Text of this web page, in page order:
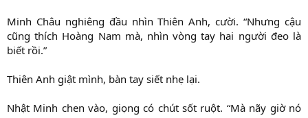
Minh Châu nghiêng đầu nhìn Thiên Anh, cười. “Nhưng cậu
cũng thích Hoàng Nam mà, nhìn vòng tay hai người đeo là
biết rồi.”
Thiên Anh giật mình, bàn tay siết nhẹ lại.
Nhật Minh chen vào, giọng có chút sốt ruột. “Mà nãy giờ nó